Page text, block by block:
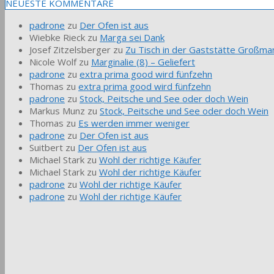
NEUESTE KOMMENTARE
padrone zu Der Ofen ist aus
Wiebke Rieck zu Marga sei Dank
Josef Zitzelsberger zu Zu Tisch in der Gaststätte
Nicole Wolfzu Marginalie (8) – Geliefert
padrone zu extra prima good wird fünfzehn
Thomas zu extra prima good wird fünfzehn
padrone zu Stock, Peitsche und See oder doch Wein
Markus Munz zu Stock, Peitsche und See oder doch Wein
Thomas zu Es werden immer weniger
padrone zu Der Ofen ist aus
Suitbert zu Der Ofen ist aus
Michael Stark zu Wohl der richtige Käufer
Michael Stark zu Wohl der richtige Käufer
padrone zu Wohl der richtige Käufer
padrone zu Wohl der richtige Käufer